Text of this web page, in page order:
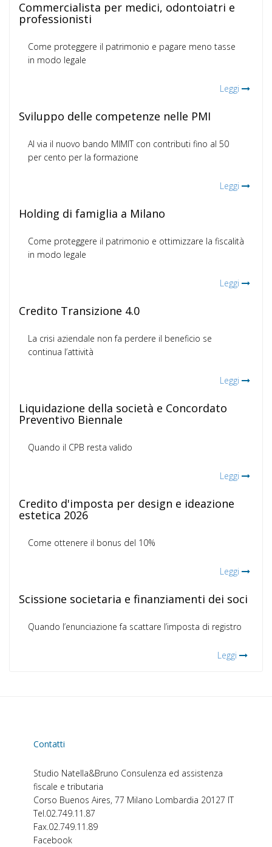
Commercialista per medici, odontoiatri e
professionisti
Come proteggere il patrimonio e pagare meno tasse
in modo legale
Leggi
Sviluppo delle competenze nelle PMI
Al via il nuovo bando MIMIT con contributi fino al 50
per cento per la formazione
Leggi
Holding di famiglia a Milano
Come proteggere il patrimonio e ottimizzare la fiscalità
in modo legale
Leggi
Credito Transizione 4.0
La crisi aziendale non fa perdere il beneficio se
continua l’attività
Leggi
Liquidazione della società e Concordato
Preventivo Biennale
Quando il CPB resta valido
Leggi
Credito d'imposta per design e ideazione
estetica 2026
Come ottenere il bonus del 10%
Leggi
Scissione societaria e finanziamenti dei soci
Quando l’enunciazione fa scattare l’imposta di registro
Leggi
Contatti
Studio Natella&Bruno Consulenza ed assistenza
fiscale e tributaria
Corso Buenos Aires, 77 Milano Lombardia 20127 IT
Tel.02.749.11.87
Fax.02.749.11.89
Facebook